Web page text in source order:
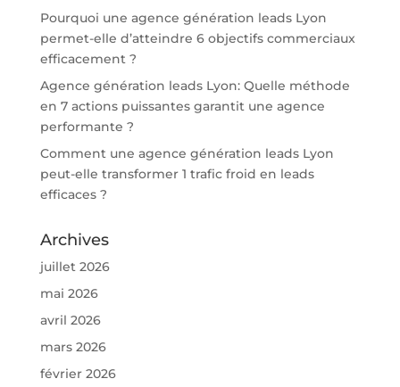
Pourquoi une agence génération leads Lyon
permet-elle d’atteindre 6 objectifs commerciaux
efficacement ?
Agence génération leads Lyon: Quelle méthode
en 7 actions puissantes garantit une agence
performante ?
Comment une agence génération leads Lyon
peut-elle transformer 1 trafic froid en leads
efficaces ?
Archives
juillet 2026
mai 2026
avril 2026
mars 2026
février 2026